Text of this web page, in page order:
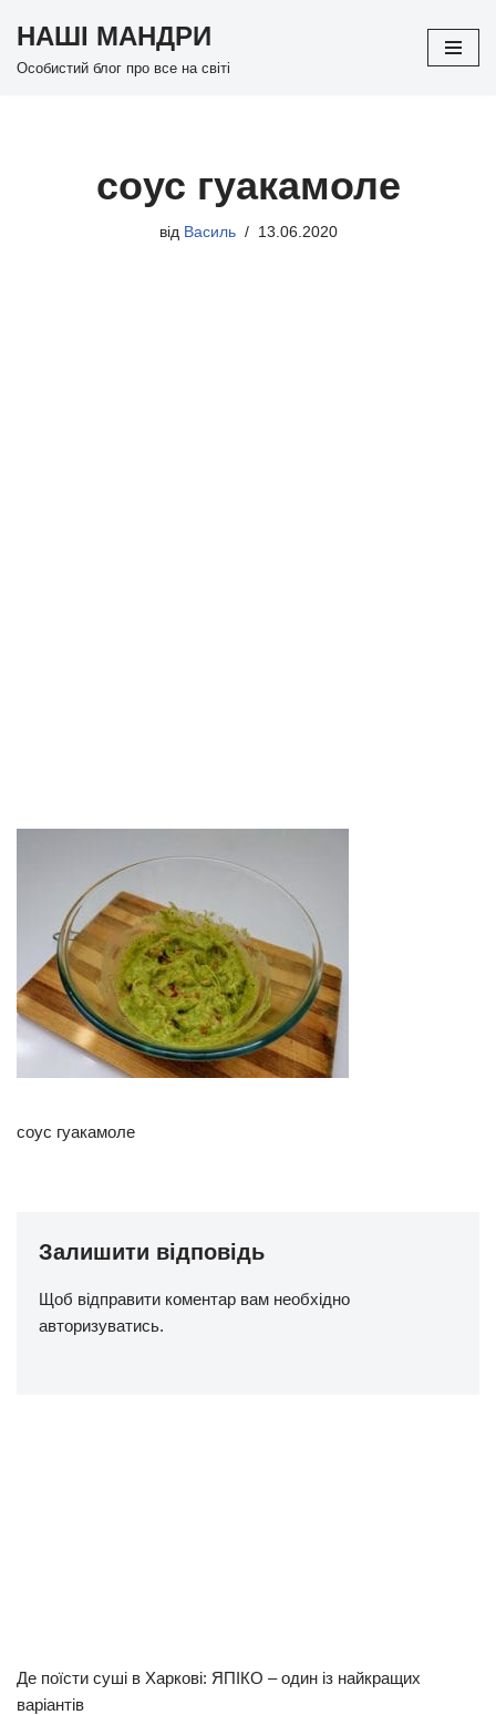
Перейти
НАШІ МАНДРИ
Особистий блог про все на світі
соус гуакамоле
від Василь 13.06.2020
соус гуакамоле
Залишити відповідь
Щоб відправити коментар вам необхідно
авторизуватись.
Де поїсти суші в Харкові: ЯПІКО – один із найкращих
варіантів